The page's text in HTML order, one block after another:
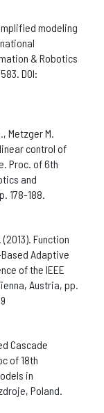
modeling
& Robotics
DOI:
Metzger M.
control of
Proc. of 6th
and
178-188.
Function
Adaptive
of the IEEE
Austria, pp.
Cascade
of 18th
in
Poland.